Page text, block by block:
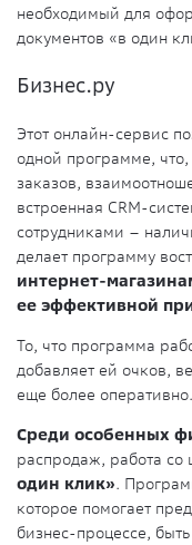
необходимый для
документов «в один
Бизнес.ру
Этот онлайн-сервис
одной программе,
заказов,
встроенная CRM-
сотрудниками –
делает программу
интернет-
ее эффективной
То, что программа
добавляет ей очков,
еще более оперативно.
Среди особенных
распродаж, работа со
один клик».
которое помогает
бизнес-процессе,